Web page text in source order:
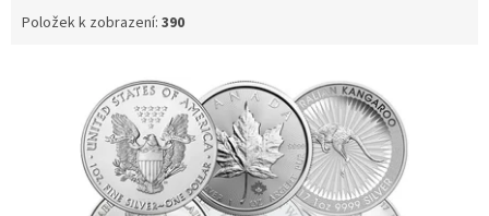
Položek k zobrazení: 390